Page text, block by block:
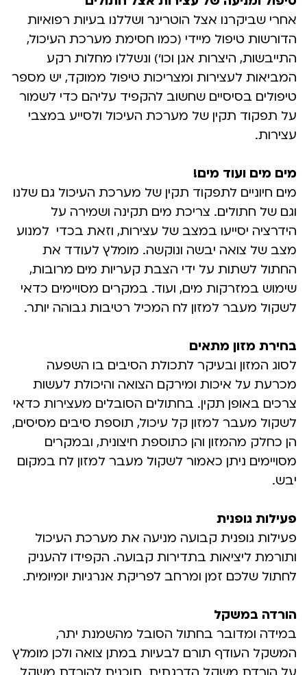
אחרי שביקרנו אצל הוטרינר ושללנו בעיות רפואיות
הדורשות טיפול מיידי (כמו חסימת מערכת העיכול,
התייבשות, היצרות אגן וכו’) ונשללו מחלות רקע
המביאות לעצירות ומצריכות טיפול ממוקד, יש מספר
טיפולים בסיסיים שחשוב להקפיד עליהם כדי לשמור
על תפקוד תקין של מערכת העיכול ולסייע במצבי
עצירות.
מים מים ועוד מים!
מים חיוניים לתפקוד תקין של מערכת העיכול גם שלנו
וגם של חתולים. צריכת מים תקינה ושמירה על
הידרציה יסייעו במצב של עצירות, וזאת בכדי למנוע
מצב של צואה יבשה ונוקשה. מומלץ לעודד את
החתול לשתות על ידי הצבת קעריות מים מרובות,
שימוש במזרקות מים, ועוד. במקרים מסויימים כדאי
לשקול מעבר למזון לח המכיל רטיבות גבוהה יותר.
בחירת מזון מתאים
לסוג המזון ובעיקר לתכולת הסיבים בו השפעה
מכרעת על איכות ומירקם הצואה והיכולת לעשות
צרכים באופן תקין. בחתולים הסובלים מעצירות כדאי
לשקול מעבר למזון קל עיכול, תוספת סיבים מסיסים,
הן כחלק מהמזון והן כתוספת חיצונית, ובמקרים
מסויימים ניתן כאמור לשקול מעבר למזון לח במקום
יבש.
פעילות גופנית
פעילות גופנית קבועה מניעה את מערכת העיכול
ותורמת ליציאות בתדירות קבועה. הקפידו להעניק
לחתול שלכם זמן ומרחב לפריקת אנרגיות יומיומית.
הורדה במשקל
במידה ומדובר בחתול הסובל מהשמנת יתר,
המשקל העודף תורם לבעיות במתן צואה ולכן מומלץ